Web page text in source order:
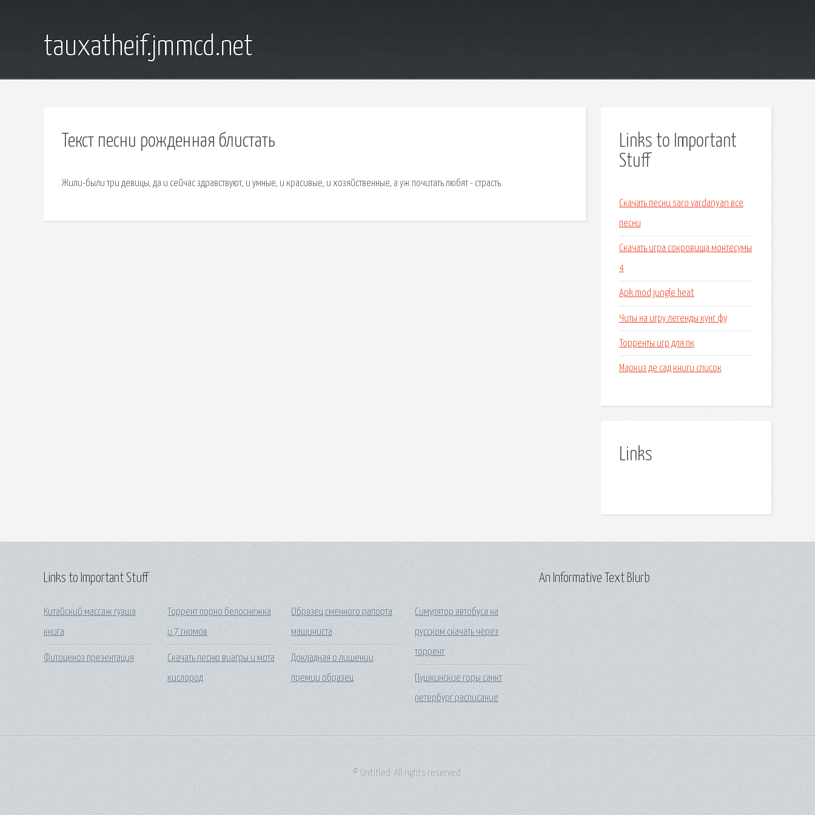
tauxatheif.jmmcd.net
Текст песни рожденная блистать
Жили-были три девицы, да и сейчас здравствуют, и умные, и красивые, и хозяйственные, а уж почитать любят - страсть.
Links to Important
Stuff
Скачать песни saro vardanyan все
песни
Скачать игра сокровища монтесумы
4
Apk mod jungle heat
Читы на игру легенды кунг фу
Торренты игр для пк
Маркиз де сад книги список
Links
Links to Important Stuff
Китайский массаж гуаша
книга
Фитоценоз презентация
Торрент порно белоснежка
и 7 гномов
Скачать песню виагры и мота
кислород
Образец сменного рапорта
машиниста
Докладная о лишении
премии образец
Симулятор автобуса на
русском скачать через
торрент
Пушкинские горы санкт
петербург расписание
An Informative Text Blurb
© Untitled. All rights reserved.